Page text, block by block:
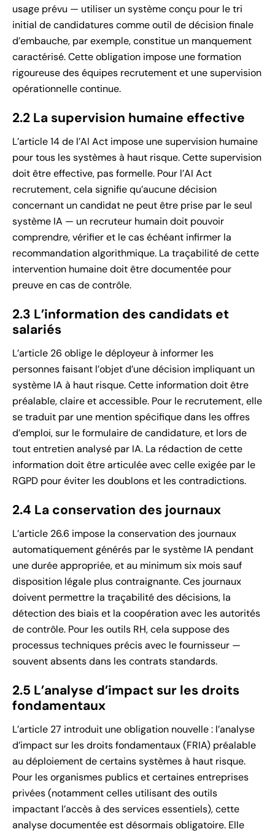
usage prévu — utiliser un système conçu pour le tri
initial de candidatures comme outil de décision finale
d’embauche, par exemple, constitue un manquement
caractérisé. Cette obligation impose une formation
rigoureuse des équipes recrutement et une supervision
opérationnelle continue.
2.2 La supervision humaine effective
L’article 14 de l’AI Act impose une supervision humaine
pour tous les systèmes à haut risque. Cette supervision
doit être effective, pas formelle. Pour l’AI Act
recrutement, cela signifie qu’aucune décision
concernant un candidat ne peut être prise par le seul
système IA — un recruteur humain doit pouvoir
comprendre, vérifier et le cas échéant infirmer la
recommandation algorithmique. La traçabilité de cette
intervention humaine doit être documentée pour
preuve en cas de contrôle.
2.3 L’information des candidats et
salariés
L’article 26 oblige le déployeur à informer les
personnes faisant l’objet d’une décision impliquant un
système IA à haut risque. Cette information doit être
préalable, claire et accessible. Pour le recrutement, elle
se traduit par une mention spécifique dans les offres
d’emploi, sur le formulaire de candidature, et lors de
tout entretien analysé par IA. La rédaction de cette
information doit être articulée avec celle exigée par le
RGPD pour éviter les doublons et les contradictions.
2.4 La conservation des journaux
L’article 26.6 impose la conservation des journaux
automatiquement générés par le système IA pendant
une durée appropriée, et au minimum six mois sauf
disposition légale plus contraignante. Ces journaux
doivent permettre la traçabilité des décisions, la
détection des biais et la coopération avec les autorités
de contrôle. Pour les outils RH, cela suppose des
processus techniques précis avec le fournisseur —
souvent absents dans les contrats standards.
2.5 L’analyse d’impact sur les droits
fondamentaux
L’article 27 introduit une obligation nouvelle : l’analyse
d’impact sur les droits fondamentaux (FRIA) préalable
au déploiement de certains systèmes à haut risque.
Pour les organismes publics et certaines entreprises
privées (notamment celles utilisant des outils
impactant l’accès à des services essentiels), cette
analyse documentée est désormais obligatoire. Elle